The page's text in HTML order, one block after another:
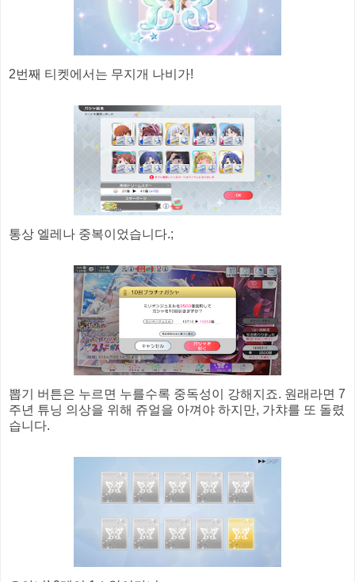
2번째 티켓에서는 무지개 나비가!
통상 엘레나 중복이었습니다.;
뽑기 버튼은 누르면 누를수록 중독성이 강해지죠. 원래라면 7
주년 튜닝 의상을 위해 쥬얼을 아껴야 하지만, 가챠를 또 돌렸
습니다.